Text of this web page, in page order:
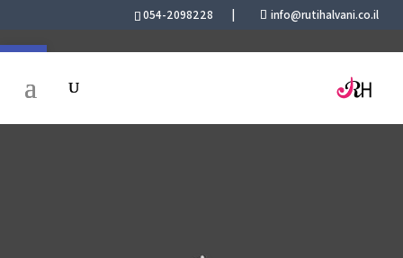
054-2098228 info@rutihalvani.co.il
פתח